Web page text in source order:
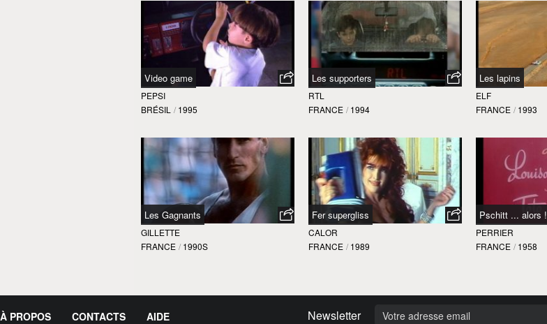
Video game
PEPSI
BRÉSIL / 1995
Les supporters
RTL
FRANCE / 1994
Les lapins
ELF
FRANCE / 1993
Les Gagnants
GILLETTE
FRANCE / 1990S
Fer supergliss
CALOR
FRANCE / 1989
Pschitt ... alors !
PERRIER
FRANCE / 1958
À PROPOS CONTACTS AIDE Newsletter